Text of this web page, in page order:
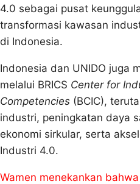
4.0 sebagai pusat
transformasi kawasan
di Indonesia.
Indonesia dan UNIDO juga
melalui BRICS Center for
Competencies (BCIC),
industri, peningkatan daya
ekonomi sirkular, serta
Industri 4.0.
Wamen menekankan